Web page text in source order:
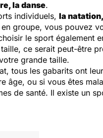
la danse.
individuels, la
groupe, vous pouvez
le sport également
ce serait peut-être
grande taille.
tous les gabarits ont
âge, ou si vous êtes
de santé. Il existe un